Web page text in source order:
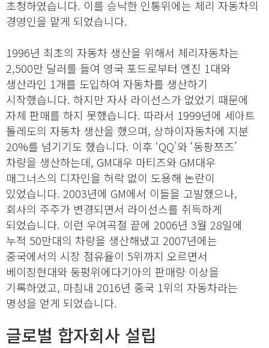
초청하였습니다. 이를 승낙한 인통위에는 체리 자동차의
경영인을 맡게 되었습니다.
1996년 최초의 자동차 생산을 위해서 체리자동차는
2,500만 달러를 들여 영국 포드로부터 엔진 1대와
생산라인 1개를 도입하여 자동차를 생산하기
시작했습니다. 하지만 자사 라이선스가 없었기 때문에
자체 판매를 하지 못했습니다. 따라서 1999년에 세아트
톨레도의 자동차 생산을 했으며, 상하이자동차에 지분
20%를 넘기기도 했습니다. 이후 ‘QQ’와 ‘동팡쯔즈’
차량을 생산하는데, GM대우 마티즈와 GM대우
매그너스의 디자인을 허락 없이 도용해 논란이
있었습니다. 2003년에 GM에서 이들을 고발했으나,
회사의 주주가 변경되면서 라이선스를 취득하게
되었습니다. 이런 우여곡절 끝에 2006년 3월 28일에
누적 50만대의 차량을 생산해냈고 2007년에는
중국에서의 시장 점유율이 5위까지 오르면서
베이징현대와 둥펑위에다기아의 판매량 이상을
기록하였고, 마침내 2016년 중국 1위의 자동차라는
명성을 얻게 되었습니다.
글로벌 합자회사 설립